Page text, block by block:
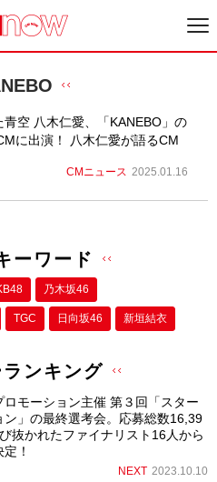
空 八木仁愛、「KANEBO」の
に出演！ 八木仁愛が語るCM
CMニュース 2025.01.16
ーワード
乃木坂46
TGC 日向坂46 新垣結衣
ンキング
ロモーション主催 第３回「スター
」の最終選考会。応募総数16,39
抜かれたファイナリスト16人から
！
NEXT 2023.10.10